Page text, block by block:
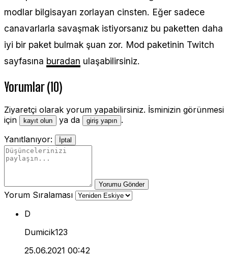
modlar bilgisayarı zorlayan cinsten. Eğer sadece
canavarlarla savaşmak istiyorsanız bu paketten daha
iyi bir paket bulmak şuan zor. Mod paketinin Twitch
sayfasına buradan ulaşabilirsiniz.
Yorumlar (10)
Ziyaretçi olarak yorum yapabilirsiniz. İsminizin görünmesi
için
kayıt olun ya da giriş yapın .
Yanıtlanıyor:
İptal
Yorumu Gönder
Yorum Sıralaması
D
Dumicik123
25.06.2021 00:42